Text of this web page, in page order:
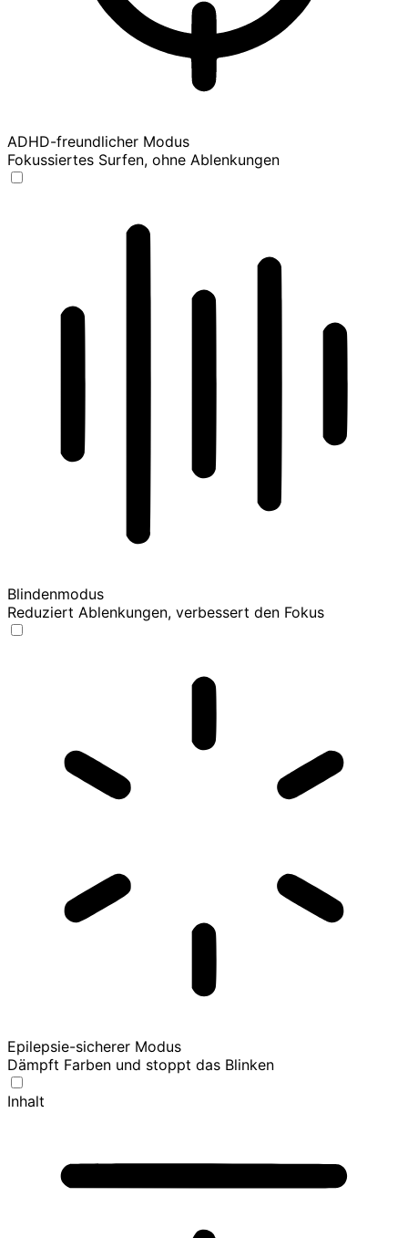
ADHD-freundlicher Modus
Fokussiertes Surfen, ohne Ablenkungen
Blindenmodus
Reduziert Ablenkungen, verbessert den Fokus
Epilepsie-sicherer Modus
Dämpft Farben und stoppt das Blinken
Inhalt